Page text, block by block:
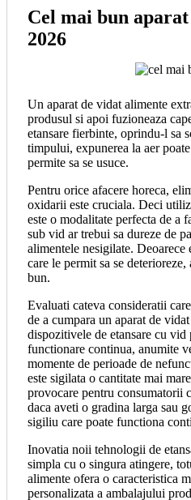
Cel mai bun
2026
Un aparat de vidat alimente
produsul si apoi fuzioneaza
etansare fierbinte, oprindu-l sa
timpului, expunerea la aer
permite sa se usuce.
Pentru orice afacere horeca,
oxidarii este cruciala. Deci
este o modalitate perfecta de a
sub vid ar trebui sa dureze de
alimentele nesigilate.
care le permit sa se
bun.
Evaluati cateva consideratii
de a cumpara un aparat de
dispozitivele de etansare cu
functionare continua, anumite
momente de perioade de
este sigilata o cantitate mai
provocare pentru consumatorii
daca aveti o gradina larga sau
sigiliu care poate functiona
Inovatia noii tehnologii de
simpla cu o singura atingere,
alimente ofera o caracteristica
personalizata a ambalajului